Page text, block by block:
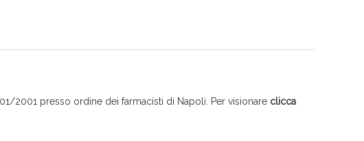
2001 presso ordine dei farmacisti di Napoli. Per visionare clicca